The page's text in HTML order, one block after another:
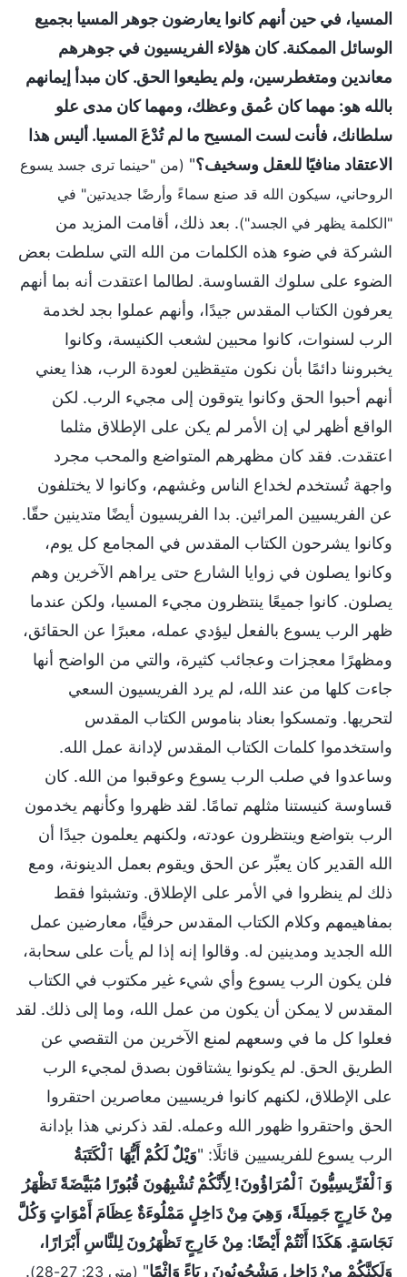
المسيا، في حين أنهم كانوا يعارضون جوهر المسيا بجميع
الوسائل الممكنة. كان هؤلاء الفريسيون في جوهرهم
معاندين ومتغطرسين، ولم يطيعوا الحق. كان مبدأ إيمانهم
بالله هو: مهما كان عُمق وعظك، ومهما كان مدى علو
سلطانك، فأنت لست المسيح ما لم تُدْعَ المسيا. أليس هذا
الاعتقاد منافيًا للعقل وسخيف؟" (من "حينما ترى جسد يسوع
الروحاني، سيكون الله قد صنع سماءً وأرضًا جديدتين" في
"الكلمة يظهر في الجسد"). بعد ذلك، أقامت المزيد من
الشركة في ضوء هذه الكلمات من الله التي سلطت بعض
الضوء على سلوك القساوسة. لطالما اعتقدت أنه بما أنهم
يعرفون الكتاب المقدس جيدًا، وأنهم عملوا بجد لخدمة
الرب لسنوات، كانوا محبين لشعب الكنيسة، وكانوا
يخبروننا دائمًا بأن نكون متيقظين لعودة الرب، هذا يعني
أنهم أحبوا الحق وكانوا يتوقون إلى مجيء الرب. لكن
الواقع أظهر لي إن الأمر لم يكن على الإطلاق مثلما
اعتقدت. فقد كان مظهرهم المتواضع والمحب مجرد
واجهة تُستخدم لخداع الناس وغشهم، وكانوا لا يختلفون
عن الفريسيين المرائين. بدا الفريسيون أيضًا متدينين حقّا.
وكانوا يشرحون الكتاب المقدس في المجامع كل يوم،
وكانوا يصلون في زوايا الشارع حتى يراهم الآخرين وهم
يصلون. كانوا جميعًا ينتظرون مجيء المسيا، ولكن عندما
ظهر الرب يسوع بالفعل ليؤدي عمله، معبرًا عن الحقائق،
ومظهرًا معجزات وعجائب كثيرة، والتي من الواضح أنها
جاءت كلها من عند الله، لم يرد الفريسيون السعي
لتحريها. وتمسكوا بعناد بناموس الكتاب المقدس
واستخدموا كلمات الكتاب المقدس لإدانة عمل الله.
وساعدوا في صلب الرب يسوع وعوقبوا من الله. كان
قساوسة كنيستنا مثلهم تمامًا. لقد ظهروا وكأنهم يخدمون
الرب بتواضع وينتظرون عودته، ولكنهم يعلمون جيدًا أن
الله القدير كان يعبِّر عن الحق ويقوم بعمل الدينونة، ومع
ذلك لم ينظروا في الأمر على الإطلاق. وتشبثوا فقط
بمفاهيمهم وكلام الكتاب المقدس حرفيًّا، معارضين عمل
الله الجديد ومدينين له. وقالوا إنه إذا لم يأت على سحابة،
فلن يكون الرب يسوع وأي شيء غير مكتوب في الكتاب
المقدس لا يمكن أن يكون من عمل الله، وما إلى ذلك. لقد
فعلوا كل ما في وسعهم لمنع الآخرين من التقصي عن
الطريق الحق. لم يكونوا يشتاقون بصدق لمجيء الرب
على الإطلاق، لكنهم كانوا فريسيين معاصرين احتقروا
الحق واحتقروا ظهور الله وعمله. لقد ذكرني هذا بإدانة
الرب يسوع للفريسيين قائلًا: "وَيْلٌ لَكُمْ أَيُّهَا ٱلْكَتَبَةُ
وَٱلْفَرِّيسِيُّونَ ٱلْمُرَاؤُونَ! لِأَنَّكُمْ تُشْبِهُونَ قُبُورًا مُبَيَّضَةً تَظْهَرُ
مِنْ خَارِجٍ جَمِيلَةً، وَهِيَ مِنْ دَاخِلٍ مَمْلُوءَةٌ عِظَامَ أَمْوَاتٍ وَكُلَّ
نَجَاسَةٍ. هَكَذَا أَنْتُمْ أَيْضًا: مِنْ خَارِجٍ تَظْهَرُونَ لِلنَّاسِ أَبْرَارًا،
وَلَكِنَّكُمْ مِنْ دَاخِلٍ مَشْحُونُونَ رِيَاءً وَإِثْمًا" (متى 23: 27-28) .